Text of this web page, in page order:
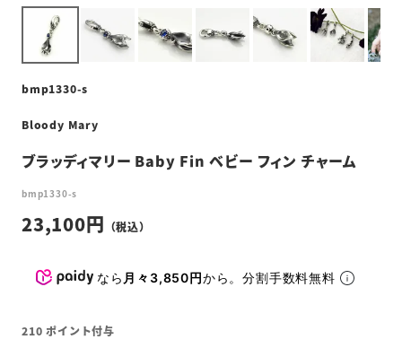
bmp1330-s
Bloody Mary
ブラッディマリー Baby Fin ベビー フィン チャーム
bmp1330-s
23,100
なら 月々3,850円から。分割手数料無料
210 ポイント付与